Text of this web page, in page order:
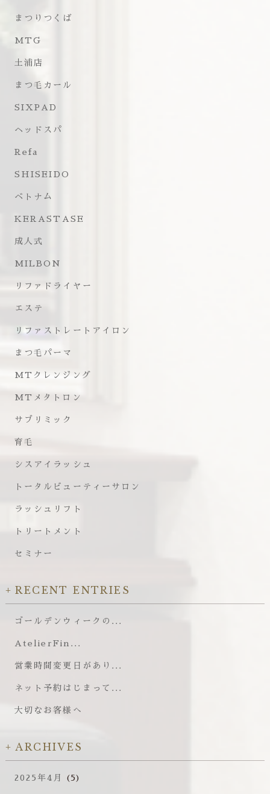
まつりつくば
MTG
土浦店
まつ毛カール
SIXPAD
ヘッドスパ
Refa
SHISEIDO
ベトナム
KERASTASE
成人式
MILBON
リファドライヤー
エステ
リファストレートアイロン
まつ毛パーマ
MTクレンジング
MTメタトロン
サブリミック
育毛
シスアイラッシュ
トータルビューティーサロン
ラッシュリフト
トリートメント
セミナー
RECENT ENTRIES
ゴールデンウィークの...
AtelierFin...
営業時間変更日があり...
ネット予約はじまって...
大切なお客様へ
ARCHIVES
2025年4月 (5)